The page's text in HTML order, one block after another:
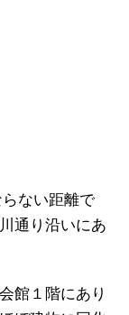
ない距離で
通り沿いにあ
館１階にあり